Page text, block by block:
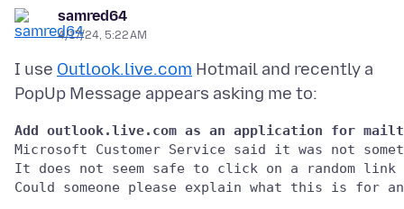
samred64
4/17/24, 5:22 AM
I use Outlook.live.com Hotmail and recently a
Add outlook.live.com as an application for